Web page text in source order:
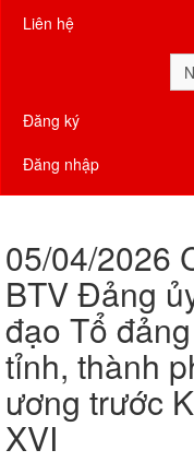
Liên hệ
Đăng ký
Đăng nhập
05/04/2026
BTV Đảng
đạo Tổ
tỉnh, thành
ương trước
XVI